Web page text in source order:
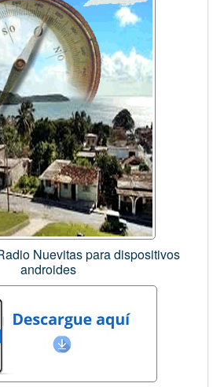
Nuevitas para dispositivos
androides